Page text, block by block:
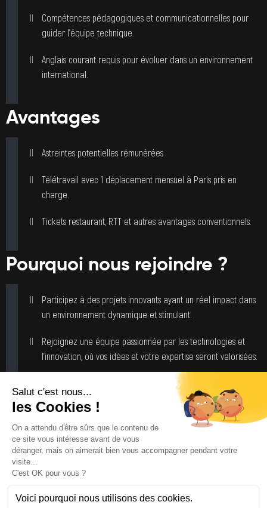
Compétences pédagogiques et communicationnelles pour
guider l’équipe technique.
Anglais courant requis pour évoluer dans un environnement
international.
Avantages
Astreintes potentielles rémunérées
Télétravail avec 1 déplacement mensuel à Paris pris en
charge.
Tickets restaurant, RTT et autres avantages conventionnels.
Pourquoi nous rejoindre ?
Participez à des projets innovants ayant un réel impact dans
un environnement dynamique et stimulant.
Rejoignez une équipe passionnée par les technologies et
l’innovation, où vos idées et votre expertise seront valorisées.
Bénéficiez d’une grande autonomie et d’une flexibilité de
travail favorisant l’équilibre vie professionnelle/vie
personnelle.
Opportunité de développement professionnel et de
progression de carrière au sein d’une entreprise en pleine
croissance.